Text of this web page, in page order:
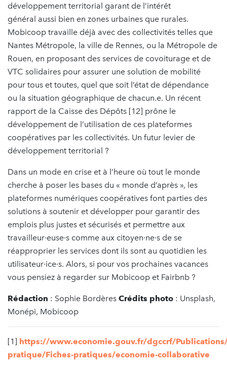
développement territorial garant de l’intérêt
général aussi bien en zones urbaines que rurales.
Mobicoop travaille déjà avec des collectivités telles que
Nantes Métropole, la ville de Rennes, ou la Métropole de
Rouen, en proposant des services de covoiturage et de
VTC solidaires pour assurer une solution de mobilité
pour tous et toutes, quel que soit l’état de dépendance
ou la situation géographique de chacun.e. Un récent
rapport de la Caisse des Dépôts [12] prône le
développement de l’utilisation de ces plateformes
coopératives par les collectivités. Un futur levier de
développement territorial ?
Dans un mode en crise et à l’heure où tout le monde
cherche à poser les bases du « monde d’après », les
plateformes numériques coopératives font parties des
solutions à soutenir et développer pour garantir des
emplois plus justes et sécurisés et permettre aux
travailleur·euse·s comme aux citoyen·ne·s de se
réapproprier les services dont ils sont au quotidien les
utilisateur·ice·s. Alors, si pour vos prochaines vacances
vous pensiez à regarder sur Mobicoop et Fairbnb ?
Rédaction : Sophie Bordères Crédits photo : Unsplash,
Monépi, Mobicoop
[1] https://www.economie.gouv.fr/dgccrf/
pratique/Fiches-pratiques/economie-collaborative